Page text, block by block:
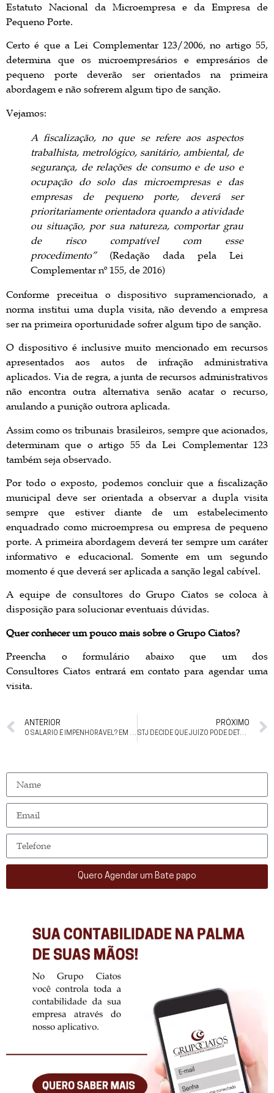
Estatuto Nacional da Microempresa e da Empresa de
Pequeno Porte.
Certo é que a Lei Complementar 123/2006, no artigo 55,
determina que os microempresários e empresários de
pequeno porte deverão ser orientados na primeira
abordagem e não sofrerem algum tipo de sanção.
Vejamos:
A fiscalização, no que se refere aos aspectos
trabalhista, metrológico, sanitário, ambiental, de
segurança, de relações de consumo e de uso e
ocupação do solo das microempresas e das
empresas de pequeno porte, deverá ser
prioritariamente orientadora quando a atividade
ou situação, por sua natureza, comportar grau
de risco compatível com esse
procedimento” (Redação dada pela Lei
Complementar nº 155, de 2016)
Conforme preceitua o dispositivo supramencionado, a
norma institui uma dupla visita, não devendo a empresa
ser na primeira oportunidade sofrer algum tipo de sanção.
O dispositivo é inclusive muito mencionado em recursos
apresentados aos autos de infração administrativa
aplicados. Via de regra, a junta de recursos administrativos
não encontra outra alternativa senão acatar o recurso,
anulando a punição outrora aplicada.
Assim como os tribunais brasileiros, sempre que acionados,
determinam que o artigo 55 da Lei Complementar 123
também seja observado.
Por todo o exposto, podemos concluir que a fiscalização
municipal deve ser orientada a observar a dupla visita
sempre que estiver diante de um estabelecimento
enquadrado como microempresa ou empresa de pequeno
porte. A primeira abordagem deverá ter sempre um caráter
informativo e educacional. Somente em um segundo
momento é que deverá ser aplicada a sanção legal cabível.
A equipe de consultores do Grupo Ciatos se coloca à
disposição para solucionar eventuais dúvidas.
Quer conhecer um pouco mais sobre o Grupo Ciatos?
Preencha o formulário abaixo que um dos
Consultores Ciatos entrará em contato para agendar uma
visita.
ANTERIOR
O SALÁRIO É IMPENHORÁVEL? EM REGRA, SIM, PORÉM ESTA REGRA TEM SIDO MITIGADA E HÁ VÁRIAS DECISÕES JUDICIAIS DETERMINANDO PENHORA PARCIAL DO SALÁRIO
PRÓXIMO
STJ DECIDE QUE JUÍZO PODE DETERMINAR COMPLEMENTAÇÃO DA PROVA DOCUMENTAL EM EXCEÇÃO DE PRÉ-EXECUTIVIDADE
Quero Agendar um Bate papo